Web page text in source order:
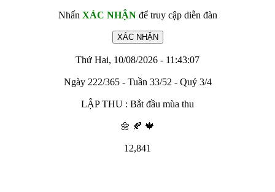
Nhấn XÁC NHẬNđể truy cập diễn đàn
Thứ Hai, 10/08/2026 - 11:43:07
Ngày 222/365 - Tuần 33/52 - Quý 3/4
LẬP THU : Bắt đầu mùa thu
🌼 🍂 🍁
12,841